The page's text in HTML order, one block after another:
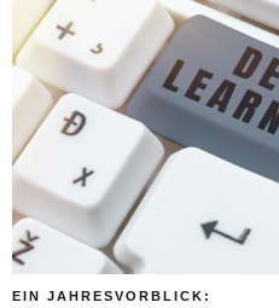
EIN JAHRESVORBLICK: